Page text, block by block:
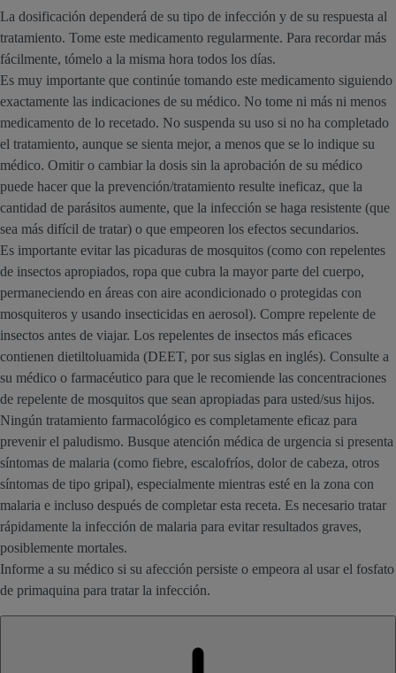
La dosificación dependerá de su tipo de infección y de su respuesta al
tratamiento. Tome este medicamento regularmente. Para recordar más
fácilmente, tómelo a la misma hora todos los días.
Es muy importante que continúe tomando este medicamento siguiendo
exactamente las indicaciones de su médico. No tome ni más ni menos
medicamento de lo recetado. No suspenda su uso si no ha completado
el tratamiento, aunque se sienta mejor, a menos que se lo indique su
médico. Omitir o cambiar la dosis sin la aprobación de su médico
puede hacer que la prevención/tratamiento resulte ineficaz, que la
cantidad de parásitos aumente, que la infección se haga resistente (que
sea más difícil de tratar) o que empeoren los efectos secundarios.
Es importante evitar las picaduras de mosquitos (como con repelentes
de insectos apropiados, ropa que cubra la mayor parte del cuerpo,
permaneciendo en áreas con aire acondicionado o protegidas con
mosquiteros y usando insecticidas en aerosol). Compre repelente de
insectos antes de viajar. Los repelentes de insectos más eficaces
contienen dietiltoluamida (DEET, por sus siglas en inglés). Consulte a
su médico o farmacéutico para que le recomiende las concentraciones
de repelente de mosquitos que sean apropiadas para usted/sus hijos.
Ningún tratamiento farmacológico es completamente eficaz para
prevenir el paludismo. Busque atención médica de urgencia si presenta
síntomas de malaria (como fiebre, escalofríos, dolor de cabeza, otros
síntomas de tipo gripal), especialmente mientras esté en la zona con
malaria e incluso después de completar esta receta. Es necesario tratar
rápidamente la infección de malaria para evitar resultados graves,
posiblemente mortales.
Informe a su médico si su afección persiste o empeora al usar el fosfato
de primaquina para tratar la infección.